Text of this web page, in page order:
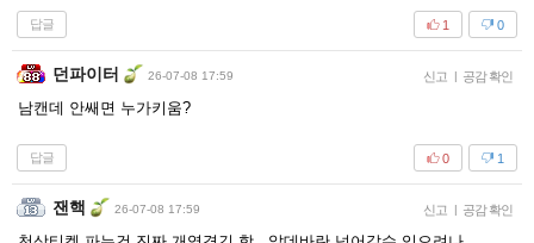
답글 0
1
던파이터 26-07-08 17:59 신고 | 공감 확인
남캔데 안쌔면 누가키움?
답글 1
0
잰핵 26-07-08 17:59 신고 | 공감 확인